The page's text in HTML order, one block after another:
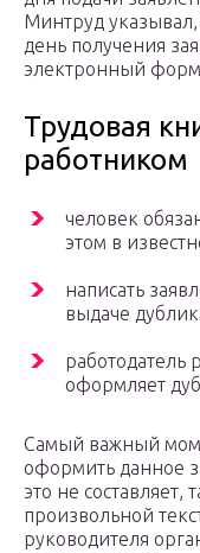
Минтруд указывал,
день получения
электронный
Трудовая
работником
человек
этом в
написать
выдаче
работодатель
оформляет
Самый важный
оформить данное
это не составляет,
произвольной
руководителя